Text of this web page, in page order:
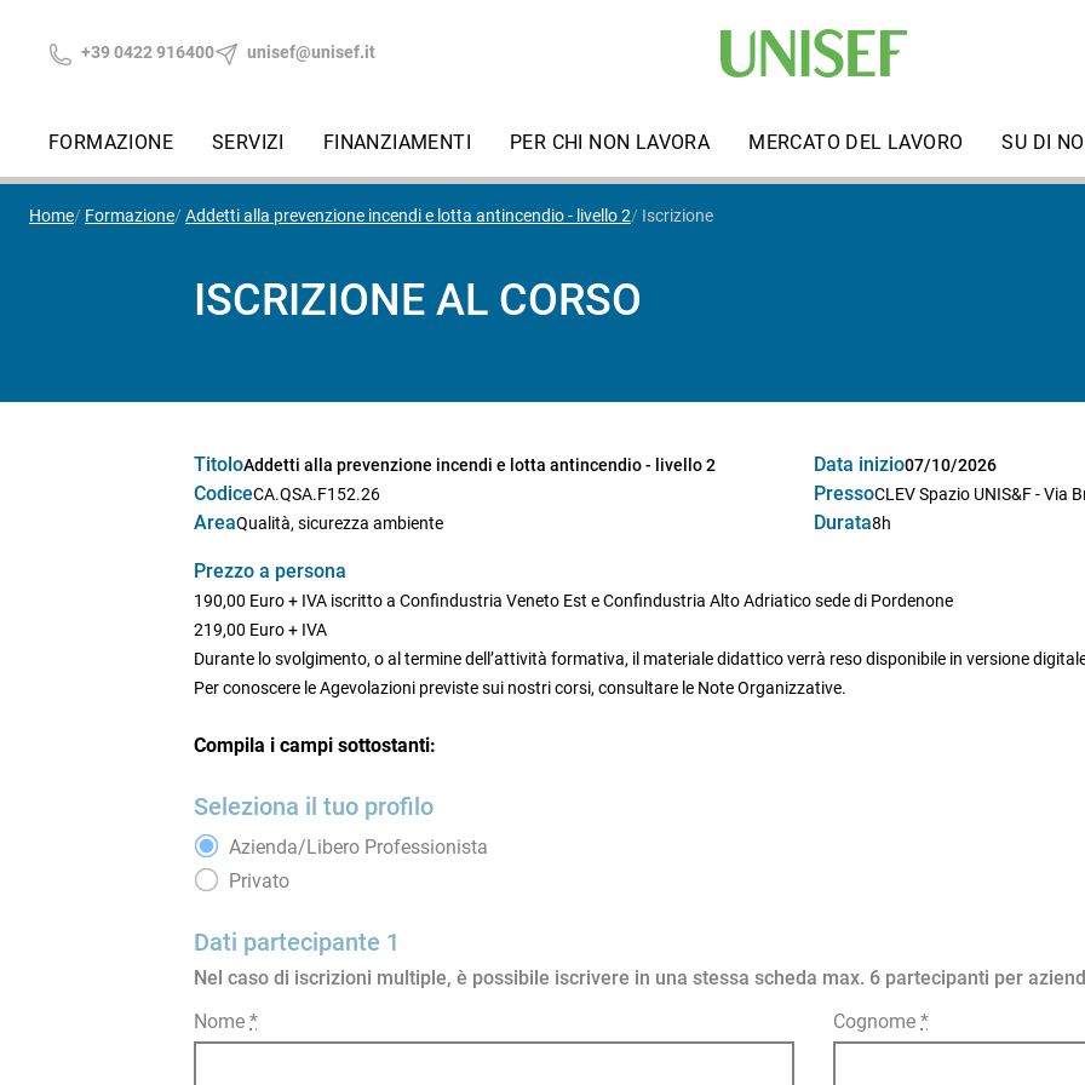
+39 0422 916400 unisef@unisef.it
FORMAZIONE SERVIZI FINANZIAMENTI PER CHI NON LAVORA MERCATO DEL LAVORO SU DI
Home Formazione Addetti alla prevenzione incendi e lotta antincendio - livello 2 Iscrizione
ISCRIZIONE AL CORSO
TitoloAddetti alla prevenzione incendi e lotta antincendio - livello 2
CodiceCA.QSA.F152.26
AreaQualità, sicurezza ambiente
Data inizio07/10/2026
PressoCLEV Spazio UNIS&F - Via
Durata8h
Prezzo a persona
190,00 Euro + IVA iscritto a Confindustria Veneto Est e Confindustria Alto Adriatico sede di Pordenone
219,00 Euro + IVA
Durante lo svolgimento, o al termine dell’attività formativa, il materiale didattico verrà reso disponibile in versione
Per conoscere le Agevolazioni previste sui nostri corsi, consultare le Note Organizzative.
Compila i campi sottostanti:
Seleziona il tuo profilo
Azienda/Libero Professionista
Privato
Dati partecipante 1
Nel caso di iscrizioni multiple, è possibile iscrivere in una stessa scheda max. 6 partecipanti per
Nome * Cognome *